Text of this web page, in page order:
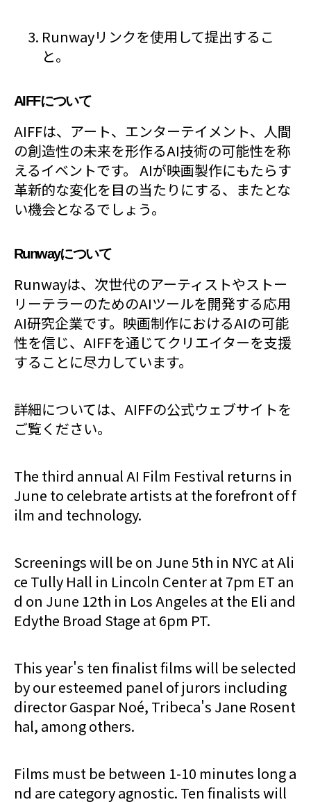
Runwayリンクを使用して提出するこ
と。
AIFFについて
AIFFは、アート、エンターテイメント、人間
の創造性の未来を形作るAI技術の可能性を称
えるイベントです。 AIが映画製作にもたらす
革新的な変化を目の当たりにする、またとな
い機会となるでしょう。
Runwayについて
Runwayは、次世代のアーティストやストー
リーテラーのためのAIツールを開発する応用
AI研究企業です。映画制作におけるAIの可能
性を信じ、AIFFを通じてクリエイターを支援
することに尽力しています。
詳細については、AIFFの公式ウェブサイトを
ご覧ください。
The third annual AI Film Festival returns in
June to celebrate artists at the forefront of f
ilm and technology.
Screenings will be on June 5th in NYC at Ali
ce Tully Hall in Lincoln Center at 7pm ET an
d on June 12th in Los Angeles at the Eli and
Edythe Broad Stage at 6pm PT.
This year's ten finalist films will be selected
by our esteemed panel of jurors including
director Gaspar Noé, Tribeca's Jane Rosent
hal, among others.
Films must be between 1-10 minutes long a
nd are category agnostic. Ten finalists will